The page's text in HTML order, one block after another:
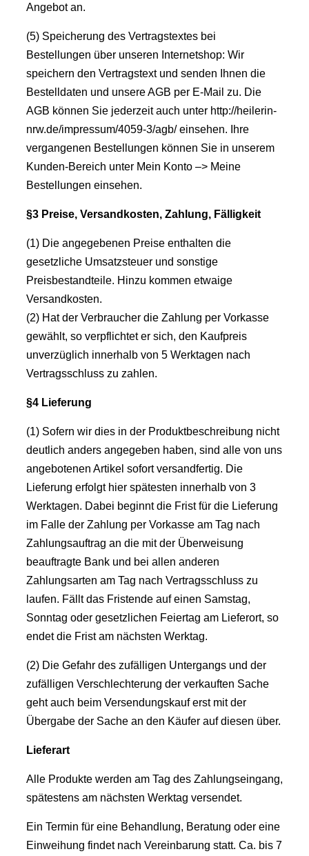
Angebot an.
(5) Speicherung des Vertragstextes bei
Bestellungen über unseren Internetshop: Wir
speichern den Vertragstext und senden Ihnen die
Bestelldaten und unsere AGB per E-Mail zu. Die
AGB können Sie jederzeit auch unter http://heilerin-
nrw.de/impressum/4059-3/agb/ einsehen. Ihre
vergangenen Bestellungen können Sie in unserem
Kunden-Bereich unter Mein Konto –> Meine
Bestellungen einsehen.
§3 Preise, Versandkosten, Zahlung, Fälligkeit
(1) Die angegebenen Preise enthalten die
gesetzliche Umsatzsteuer und sonstige
Preisbestandteile. Hinzu kommen etwaige
Versandkosten.
(2) Hat der Verbraucher die Zahlung per Vorkasse
gewählt, so verpflichtet er sich, den Kaufpreis
unverzüglich innerhalb von 5 Werktagen nach
Vertragsschluss zu zahlen.
§4 Lieferung
(1) Sofern wir dies in der Produktbeschreibung nicht
deutlich anders angegeben haben, sind alle von uns
angebotenen Artikel sofort versandfertig. Die
Lieferung erfolgt hier spätesten innerhalb von 3
Werktagen. Dabei beginnt die Frist für die Lieferung
im Falle der Zahlung per Vorkasse am Tag nach
Zahlungsauftrag an die mit der Überweisung
beauftragte Bank und bei allen anderen
Zahlungsarten am Tag nach Vertragsschluss zu
laufen. Fällt das Fristende auf einen Samstag,
Sonntag oder gesetzlichen Feiertag am Lieferort, so
endet die Frist am nächsten Werktag.
(2) Die Gefahr des zufälligen Untergangs und der
zufälligen Verschlechterung der verkauften Sache
geht auch beim Versendungskauf erst mit der
Übergabe der Sache an den Käufer auf diesen über.
Lieferart
Alle Produkte werden am Tag des Zahlungseingang,
spätestens am nächsten Werktag versendet.
Ein Termin für eine Behandlung, Beratung oder eine
Einweihung findet nach Vereinbarung statt. Ca. bis 7